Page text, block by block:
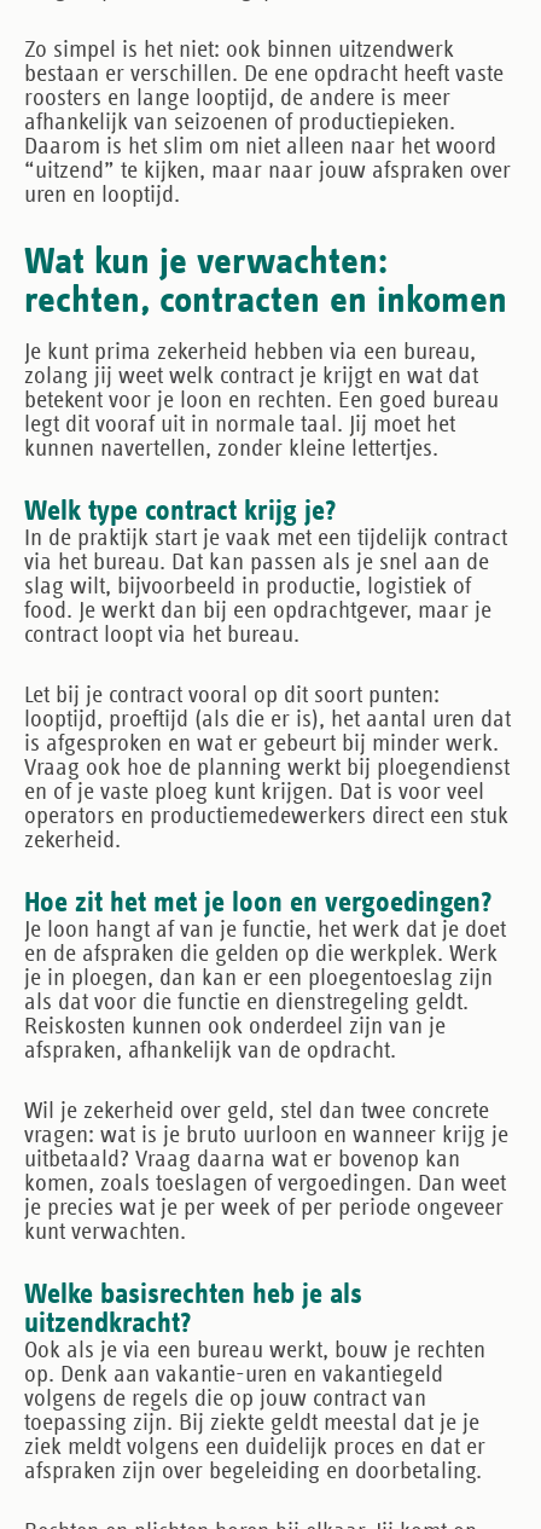
Zo simpel is het niet: ook binnen uitzendwerk
bestaan er verschillen. De ene opdracht heeft vaste
roosters en lange looptijd, de andere is meer
afhankelijk van seizoenen of productiepieken.
Daarom is het slim om niet alleen naar het woord
“uitzend” te kijken, maar naar jouw afspraken over
uren en looptijd.
Wat kun je verwachten:
rechten, contracten en inkomen
Je kunt prima zekerheid hebben via een bureau,
zolang jij weet welk contract je krijgt en wat dat
betekent voor je loon en rechten. Een goed bureau
legt dit vooraf uit in normale taal. Jij moet het
kunnen navertellen, zonder kleine lettertjes.
Welk type contract krijg je?
In de praktijk start je vaak met een tijdelijk contract
via het bureau. Dat kan passen als je snel aan de
slag wilt, bijvoorbeeld in productie, logistiek of
food. Je werkt dan bij een opdrachtgever, maar je
contract loopt via het bureau.
Let bij je contract vooral op dit soort punten:
looptijd, proeftijd (als die er is), het aantal uren dat
is afgesproken en wat er gebeurt bij minder werk.
Vraag ook hoe de planning werkt bij ploegendienst
en of je vaste ploeg kunt krijgen. Dat is voor veel
operators en productiemedewerkers direct een stuk
zekerheid.
Hoe zit het met je loon en vergoedingen?
Je loon hangt af van je functie, het werk dat je doet
en de afspraken die gelden op die werkplek. Werk
je in ploegen, dan kan er een ploegentoeslag zijn
als dat voor die functie en dienstregeling geldt.
Reiskosten kunnen ook onderdeel zijn van je
afspraken, afhankelijk van de opdracht.
Wil je zekerheid over geld, stel dan twee concrete
vragen: wat is je bruto uurloon en wanneer krijg je
uitbetaald? Vraag daarna wat er bovenop kan
komen, zoals toeslagen of vergoedingen. Dan weet
je precies wat je per week of per periode ongeveer
kunt verwachten.
Welke basisrechten heb je als
uitzendkracht?
Ook als je via een bureau werkt, bouw je rechten
op. Denk aan vakantie-uren en vakantiegeld
volgens de regels die op jouw contract van
toepassing zijn. Bij ziekte geldt meestal dat je je
ziek meldt volgens een duidelijk proces en dat er
afspraken zijn over begeleiding en doorbetaling.